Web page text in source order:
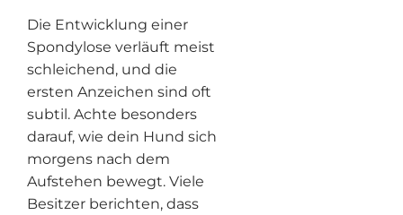
Die Entwicklung einer
Spondylose verläuft meist
schleichend, und die
ersten Anzeichen sind oft
subtil. Achte besonders
darauf, wie dein Hund sich
morgens nach dem
Aufstehen bewegt. Viele
Besitzer berichten, dass